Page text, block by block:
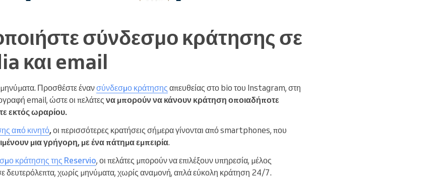
σύνδεσμο κράτησης σε
και email
Προσθέστε ένανσύνδεσμο κράτησης απευθείας στο bio του Instagram, στη
email, ώστε οι πελάτες να μπορούν να κάνουν κράτηση οποιαδήποτε
εκτός ωραρίου.
από κινητό,οι περισσότερες κρατήσεις σήμερα γίνονται από smartphones, που
μια γρήγορη, με ένα πάτημα εμπειρία.
κράτησης της Reservio, οι πελάτες μπορούν να επιλέξουν υπηρεσία, μέλος
δευτερόλεπτα, χωρίς μηνύματα, χωρίς αναμονή, απλά εύκολη κράτηση 24/7.